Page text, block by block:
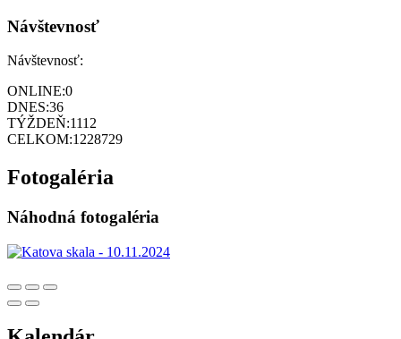
Návštevnosť
Návštevnosť:
ONLINE:0
DNES:36
TÝŽDEŇ:1112
CELKOM:1228729
Fotogaléria
Náhodná fotogaléria